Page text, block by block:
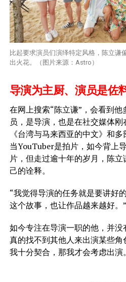
比起要求演员们演绎特定风格，陈立谦
出火花。（图片来源：Astro）
导演为主厨、演员是佐
在网上搜索“陈立谦”，会看到
员，是导演，也是在社交媒体
《台湾与马来西亚的中文》和多
当YouTuber是拍片，如今背上
片，但走过逾十年的岁月，陈
己的诠释。
“我觉得导演的任务就是要讲好
这个故事，也让作品越来越好。”
如今专注在导演一职的他，并
真的找不到其他人来出演某些
我十分契合，那我才会考虑出演